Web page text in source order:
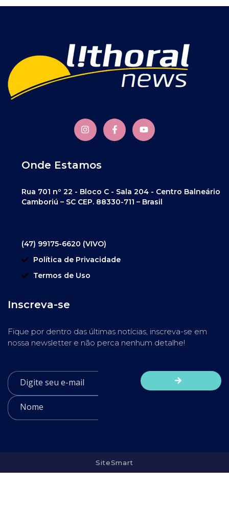
Onde Estamos
Rua 701 nº 22 - Bloco C - Sala 204 - Centro Balneário
Camboriú – SC CEP. 88330-711 – Brasil
(47) 99175-6620 (VIVO)
Política de Privacidade
Termos de Uso
Inscreva-se
Fique por dentro das últimas notícias, inscreva-se em
nossa newsletter e não perca nenhum detalhe!
SiteSmart